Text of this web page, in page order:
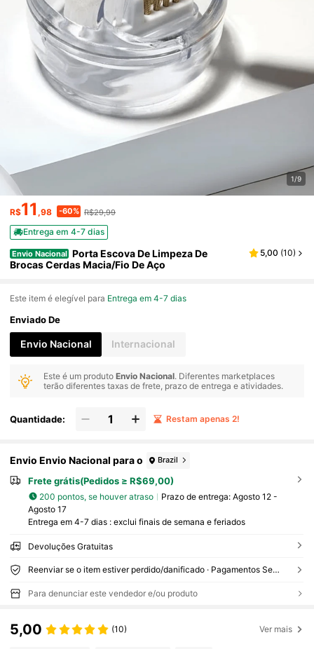
1/9
R$11 ,98 -60% R$29,99
Entrega em 4-7 dias
Envio Nacional Porta Escova De Limpeza De
Brocas Cerdas Macia/Fio De Aço
5,00 (10)
Este item é elegível para Entrega em 4-7 dias
Enviado De
Envio Nacional Internacional
Este é um produtoEnvio Nacional. Diferentes marketplaces
terão diferentes taxas de frete, prazo de entrega e atividades.
Quantidade: Restam apenas 2!
Envio Envio Nacional para o Brazil
Frete grátis(Pedidos ≥ R$69,00)
200 pontos, se houver atraso Prazo de entrega: Agosto 12 -
Agosto 17
Entrega em 4-7 dias : exclui finais de semana e feriados
Devoluções Gratuitas
Reenviar se o item estiver perdido/danificado · Pagamentos Seguros · Proteção de privacidade
Para denunciar este vendedor e/ou produto
5,00 (10) Ver mais